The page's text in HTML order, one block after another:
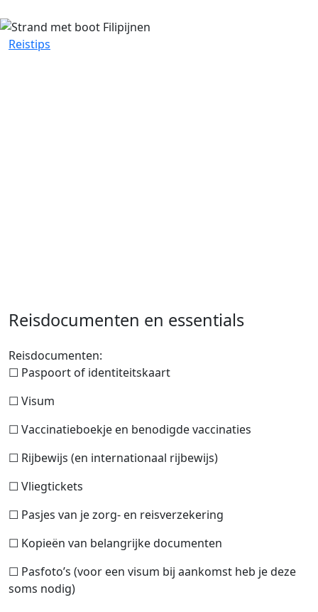
Reistips
Reisdocumenten en essentials
Reisdocumenten:
☐ Paspoort of identiteitskaart
☐ Visum
☐ Vaccinatieboekje en benodigde vaccinaties
☐ Rijbewijs (en internationaal rijbewijs)
☐ Vliegtickets
☐ Pasjes van je zorg- en reisverzekering
☐ Kopieën van belangrijke documenten
☐ Pasfoto’s (voor een visum bij aankomst heb je deze
soms nodig)